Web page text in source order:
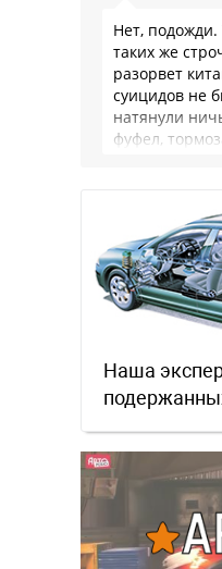
Нет,
таких же
разорвет
суицидов не
натянули
фуфел,
Наша